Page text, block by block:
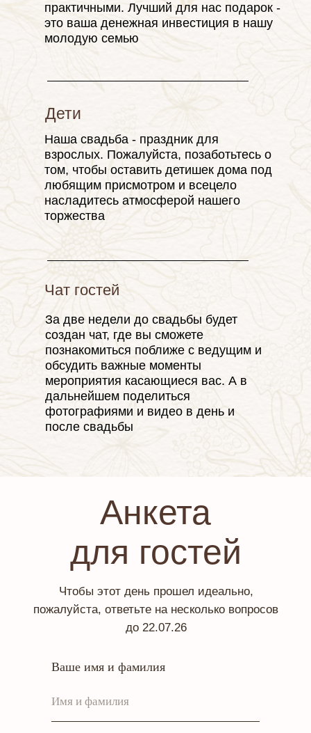
LOVE
Чат гостей
За две недели до свадьбы будет
создан чат, где вы сможете
познакомиться поближе с ведущим и
обсудить важные моменты
мероприятия касающиеся вас. А в
дальнейшем поделиться
фотографиями и видео в день и
после свадьбы
Наша свадьба - праздник для
взрослых. Пожалуйста, позаботьтесь о
том, чтобы оставить детишек дома под
любящим присмотром и всецело
насладитесь атмосферой нашего
торжества
практичными. Лучший для нас подарок -
это ваша денежная инвестиция в нашу
молодую семью
Дети
Анкета
для гостей
Ваше имя и фамилия
Чтобы этот день прошел идеально,
пожалуйста, ответьте на несколько вопросов
до 22.07.26